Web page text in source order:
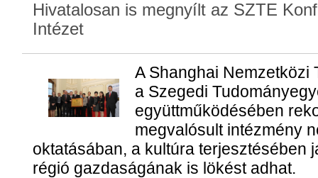
Hivatalosan is megnyílt az SZTE
Intézet
A Shanghai Nemzetközi
a Szegedi
együttműködésében
megvalósult intézmény
oktatásában, a kultúra terjesztésében
régió gazdaságának is lökést adhat.